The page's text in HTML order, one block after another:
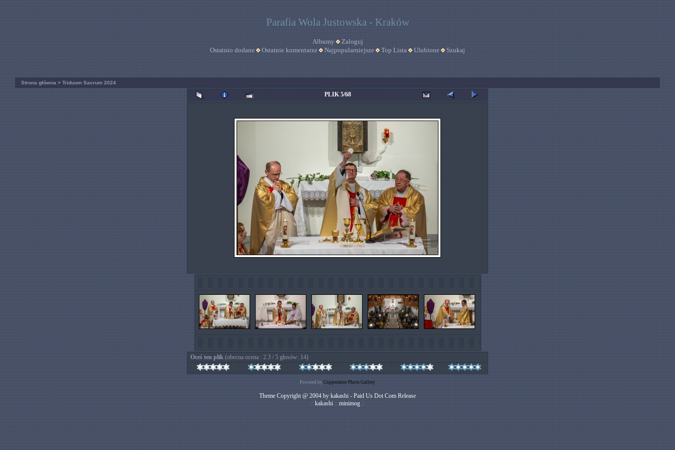
Parafia Wola Justowska - Kraków
Albumy
Zaloguj
Ostatnio dodane
Ostatnie komentarze Najpopularniejsze Top Lista Ulubione Szukaj
Strona główna > Triduum Sacrum 2024
PLIK 5/68
Oceś ten plik (obecna ocena : 2.3 / 5 głosów: 14)
Powered byCoppermine Photo Gallery
Theme Copyright @ 2004 by kakashi - Paid Us Dot Com Release
::kakashi::minimog::